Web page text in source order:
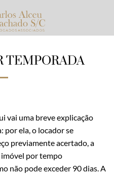
TEMPORADA
vai uma breve explicação
por ela, o locador se
previamente acertado, a
imóvel por tempo
não pode exceder 90 dias. A